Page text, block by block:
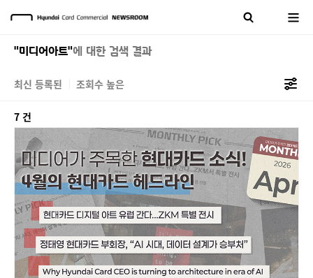
"미디어아트"에 대한 검색 결과
최신 등록된 조회수 높은
7 건